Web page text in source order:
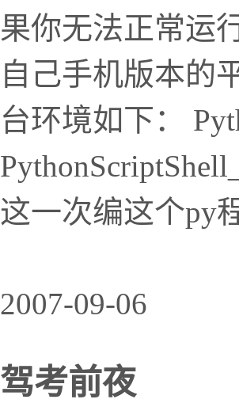
果你无法正常运
自己手机版本的
台环境如下：
这一次编这个py
2007-09-06
驾考前夜